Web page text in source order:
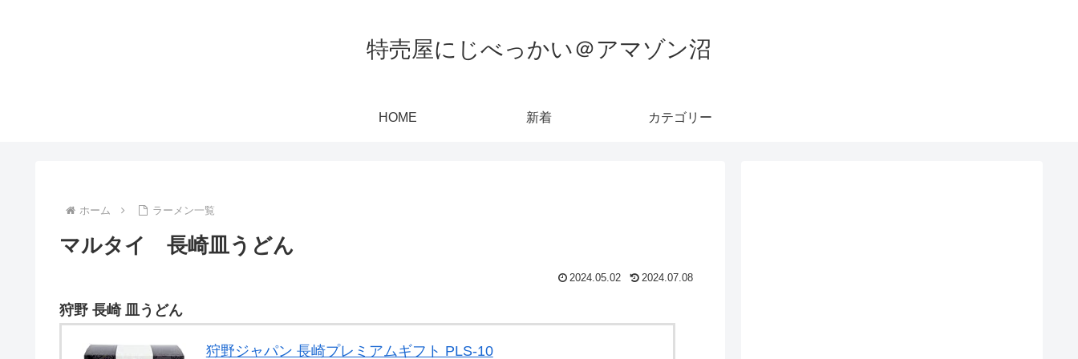
特売屋にじべっかい＠アマゾン沼
HOME 新着 カテゴリー
ホーム ラーメン一覧
マルタイ 長崎皿うどん
2024.05.02 2024.07.08
狩野 長崎 皿うどん
狩野ジャパン 長崎プレミアムギフト PLS-10